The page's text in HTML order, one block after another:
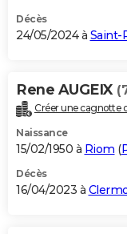
Décès
24/05/2024 à Saint-
Rene AUGEIX
Créer une cagnotte
Naissance
15/02/1950 à Riom (
Décès
16/04/2023 à